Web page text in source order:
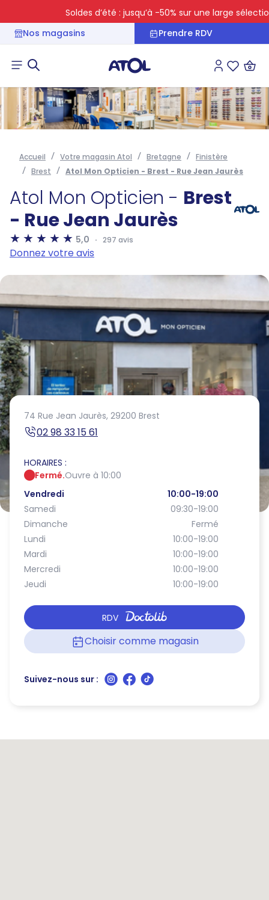
Soldes d’été : jusqu’à -50% sur une large sélection
Nos magasins
Prendre RDV
Connexion
Accueil Votre magasin Atol Bretagne
Finistère
Brest
Atol Mon Opticien - Brest - Rue Jean Jaurès
Atol Mon Opticien - Brest
- Rue Jean Jaurès
5,0 297 avis
Donnez votre avis
74 Rue Jean Jaurès, 29200 Brest
02 98 33 15 61
HORAIRES :
Fermé.Ouvre à 10:00
Vendredi
10:00-19:00
Samedi
09:30-19:00
Dimanche
Fermé
Lundi
10:00-19:00
Mardi
10:00-19:00
Mercredi
10:00-19:00
Jeudi
10:00-19:00
RDV
Choisir comme magasin
Suivez-nous sur :